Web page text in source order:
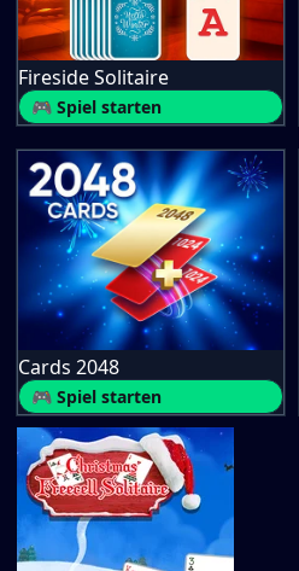
Fireside Solitaire
🎮 Spiel starten
Cards 2048
🎮 Spiel starten